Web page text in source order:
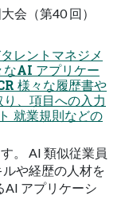
会（第40 回）
レントマネジメ
なAI アプリケー
様々な履歴書や
、項目への入力
就業規則などの
。 AI 類似従業員
や経歴の人材を
AI アプリケーシ